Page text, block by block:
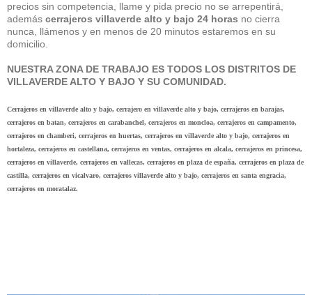
precios sin competencia, llame y pida precio no se arrepentirá,
además cerrajeros villaverde alto y bajo 24 horas no cierra
nunca, llámenos y en menos de 20 minutos estaremos en su
domicilio.
NUESTRA ZONA DE TRABAJO ES TODOS LOS DISTRITOS DE
VILLAVERDE ALTO Y BAJO Y SU COMUNIDAD.
Cerrajeros en villaverde alto y bajo, cerrajero en villaverde alto y bajo, cerrajeros en barajas,
cerrajeros en batan, cerrajeros en carabanchel, cerrajeros en moncloa, cerrajeros en campamento,
cerrajeros en chamberi, cerrajeros en huertas, cerrajeros en villaverde alto y bajo, cerrajeros en
hortaleza, cerrajeros en castellana, cerrajeros en ventas, cerrajeros en alcala, cerrajeros en princesa,
cerrajeros en villaverde, cerrajeros en vallecas, cerrajeros en plaza de españa, cerrajeros en plaza de
castilla, cerrajeros en vicalvaro, cerrajeros villaverde alto y bajo, cerrajeros en santa engracia,
cerrajeros en moratalaz.